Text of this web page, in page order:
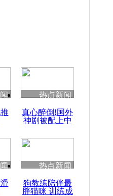
因
度苗族花山节
魂
热点新闻
真心醉倒!国外
神剧被配上中
热点新闻
狗教练陪伴最
胖猫咪 训练成